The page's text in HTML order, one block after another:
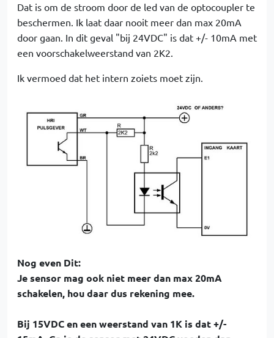
Dat is om de stroom door de led van de optocoupler te
beschermen. Ik laat daar nooit meer dan max 20mA
door gaan. In dit geval "bij 24VDC" is dat +/- 10mA met
een voorschakelweerstand van 2K2.
Ik vermoed dat het intern zoiets moet zijn.
Nog even Dit:
Je sensor mag ook niet meer dan max 20mA
schakelen, hou daar dus rekening mee.
Bij 15VDC en een weerstand van 1K is dat +/-